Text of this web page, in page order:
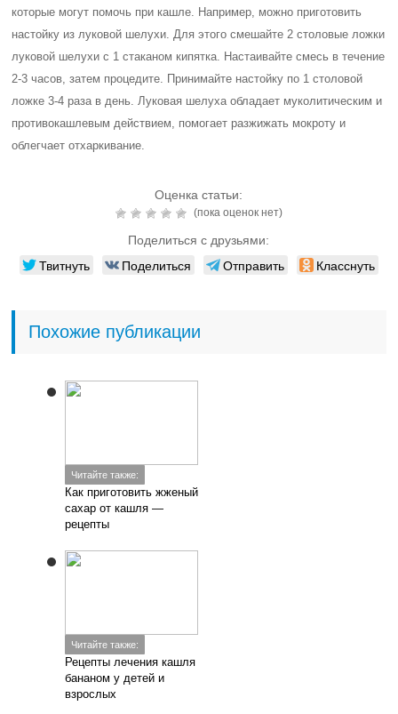
которые могут помочь при кашле. Например, можно приготовить
настойку из луковой шелухи. Для этого смешайте 2 столовые ложки
луковой шелухи с 1 стаканом кипятка. Настаивайте смесь в течение
2-3 часов, затем процедите. Принимайте настойку по 1 столовой
ложке 3-4 раза в день. Луковая шелуха обладает муколитическим и
противокашлевым действием, помогает разжижать мокроту и
облегчает отхаркивание.
Оценка статьи:
(пока оценок нет)
Поделиться с друзьями:
Твитнуть Поделиться Отправить Класснуть
Похожие публикации
Читайте также:
Как приготовить жженый
сахар от кашля —
рецепты
Читайте также:
Рецепты лечения кашля
бананом у детей и
взрослых